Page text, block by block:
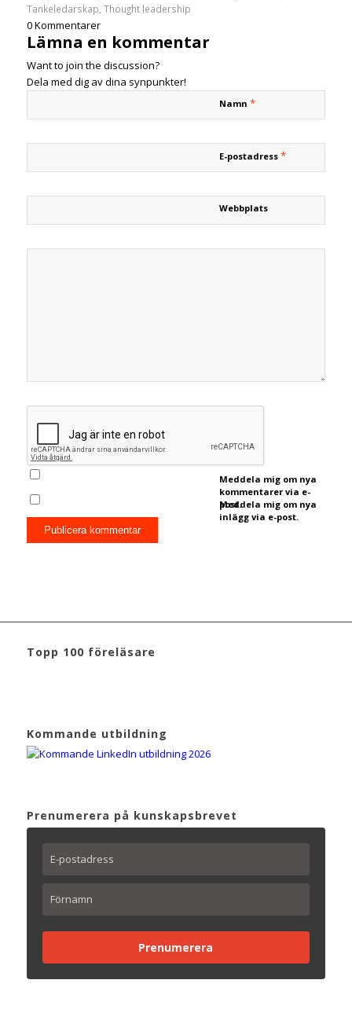
Tankeledarskap, Thought leadership
0Kommentarer
Lämna en kommentar
Want to join the discussion?
Dela med dig av dina synpunkter!
Namn *
E-postadress *
Webbplats
Meddela mig om nya
kommentarer via e-
post.
Meddela mig om nya
inlägg via e-post.
Topp 100 föreläsare
Kommande utbildning
Prenumerera på kunskapsbrevet
Prenumerera